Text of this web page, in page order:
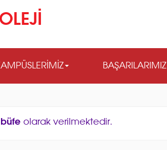
BAŞARILARIMIZ
olarak verilmektedir.